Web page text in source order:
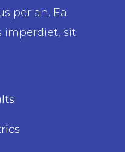
per an. Ea
imperdiet, sit